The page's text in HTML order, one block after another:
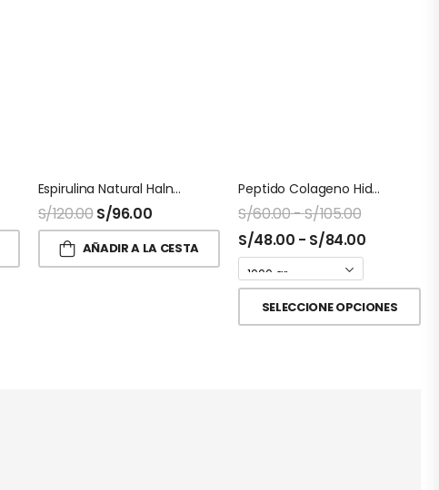
Espirulina Natural Halnatur Doypack
S/120.00S/96.00
AÑADIR A LA CESTA
Peptido Colageno Hidrolizado Puro Halnatur Doypack
S/60.00-S/105.00
S/48.00 - S/84.00
SELECCIONE OPCIONES